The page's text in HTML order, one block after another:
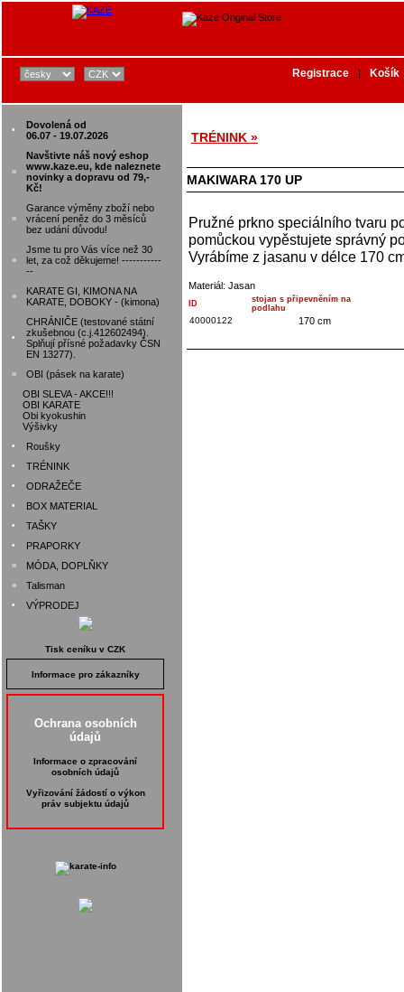
•
Dovolená od
06.07 - 19.07.2026
»
Navštivte náš nový eshop
www.kaze.eu, kde naleznete
novinky a dopravu od 79,-
Kč!
»
Garance výměny zboží nebo
vrácení peněz do 3 měsíců
bez udání důvodu!
»
Jsme tu pro Vás více než 30
let, za což děkujeme! -----------
--
»
KARATE GI, KIMONA NA
KARATE, DOBOKY - (kimona)
•
CHRÁNIČE (testované státní
zkušebnou (c.j.412602494).
Splňují přísné požadavky ČSN
EN 13277).
»
OBI (pásek na karate)
OBI SLEVA - AKCE!!!
OBI KARATE
Obi kyokushin
Výšivky
• Roušky
• TRÉNINK
• ODRAŽEČE
• BOX MATERIAL
• TAŠKY
• PRAPORKY
» MÓDA, DOPLŇKY
» Talisman
• VÝPRODEJ
Tisk ceníku v CZK
Informace pro zákazníky
Ochrana osobních
údajů
Informace o zpracování
osobních údajů
Vyřizování žádostí o výkon
práv subjektu údajů
Registrace | Košík
TRÉNINK »
MAKIWARA 170 UP
Pružné prkno speciálního tvaru
pomůckou vypěstujete správný
Vyrábíme z jasanu v délce 170
Materiál: Jasan
ID
stojan s připevněním na
podlahu
40000122 170 cm